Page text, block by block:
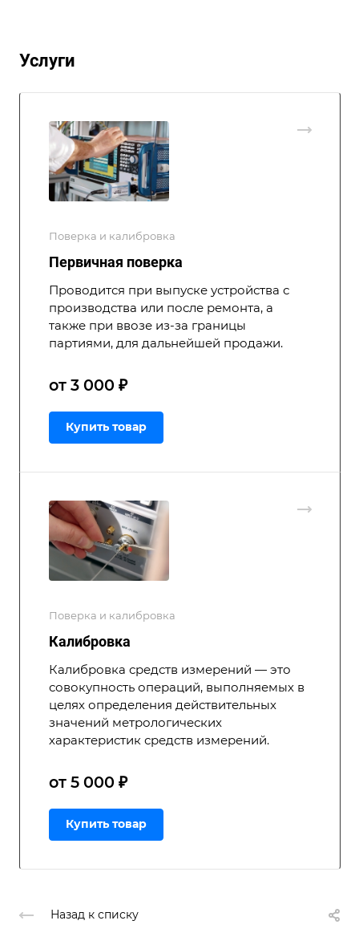
Услуги
Поверка и калибровка
Первичная поверка
Проводится при выпуске устройства с
производства или после ремонта, а
также при ввозе из-за границы
партиями, для дальнейшей продажи.
от 3 000 ₽
Купить товар
Поверка и калибровка
Калибровка
Калибровка средств измерений — это
совокупность операций, выполняемых в
целях определения действительных
значений метрологических
характеристик средств измерений.
от 5 000 ₽
Купить товар
Назад к списку